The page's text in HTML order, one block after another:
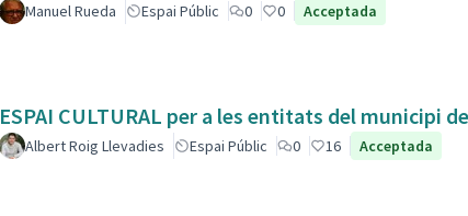
Manuel Rueda Espai Públic 0 0 Acceptada
ESPAI CULTURAL per a les entitats del municipi
Albert Roig Llevadies Espai Públic 0 16 Acceptada